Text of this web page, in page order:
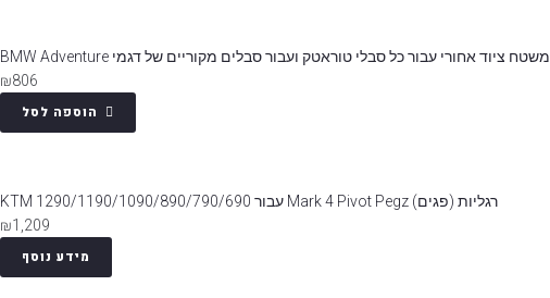
משטח ציוד אחורי עבור כל סבלי טוראטק ועבור סבלים מקוריים של דגמי BMW Adventure
₪806
הוספה לסל
רגליות (פגים) Mark 4 Pivot Pegz עבור KTM 1290/1190/1090/890/790/690
₪1,209
מידע נוסף